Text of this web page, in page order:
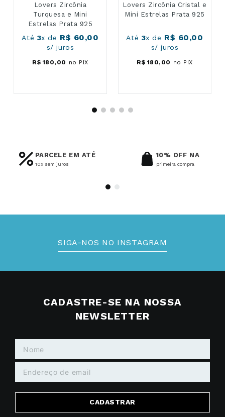
Lovers Zircônia
Turquesa e Mini
Estrelas Prata 925
Até 3x de R$ 60,00
s/ juros
R$ 180, 00 no PIX
Lovers Zircônia Cristal e
Mini Estrelas Prata 925
Até 3x de R$ 60,00
s/ juros
R$ 180, 00 no PIX
PARCELE EM ATÉ
10x sem juros
10% OFF NA
primeira compra
SIGA-NOS NO INSTAGRAM
CADASTRE-SE NA NOSSA
NEWSLETTER
CADASTRAR